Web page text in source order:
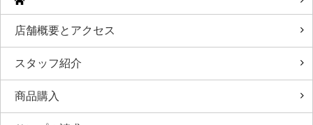
店舗概要とアクセス
スタッフ紹介
商品購入